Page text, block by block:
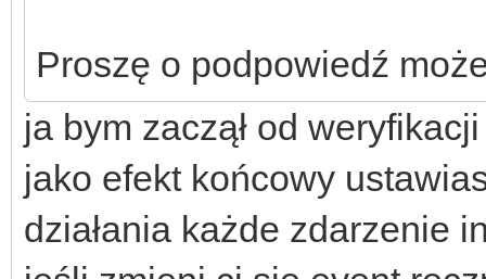
Proszę o podpowiedź
ja bym zaczął od
jako efekt końcowy
działania każde zdarzenie